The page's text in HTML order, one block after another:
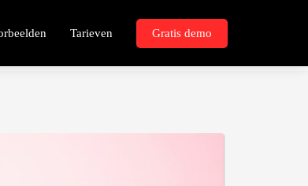
Tarieven Gratis demo